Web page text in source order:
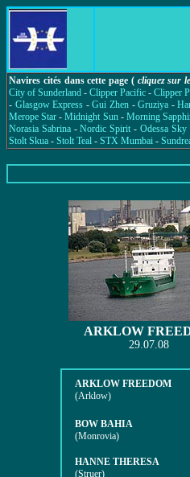
Navires cités dans cette page (cliquez sur
City of Sunderland -Clipper Pacific -Clipper
- Glasgow Express -Gui Zhen -Gruziya -
Merope Star -Midnight Sun- Morning
Norasia Sabrina-Nordic Spirit - Odessa Sky
Stolt Skua - Stolt Teal - STX Mumbai -
ARKLOW
29.07.08
ARKLOW FREEDOM
(Arklow)
BOW BAHIA
(Monrovia)
HANNE THERESA
(Struer)